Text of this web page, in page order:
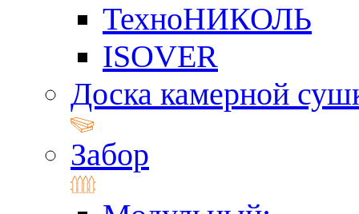
ТехноНИКОЛЬ
ISOVER
Доска камерной
Забор